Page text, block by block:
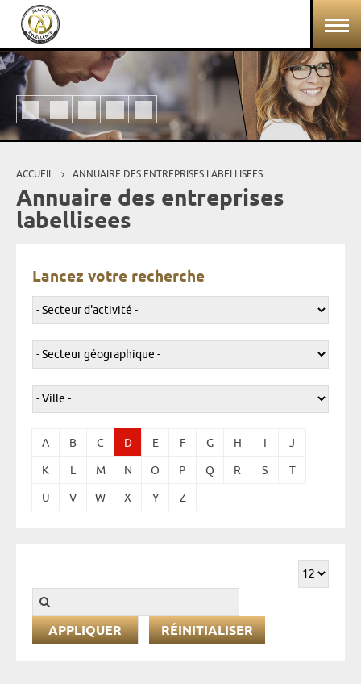
Aller au contenu principal
Vous êtes ici
ACCUEIL ANNUAIRE DES ENTREPRISES LABELLISEES
Annuaire des entreprises
labellisees
Lancez votre recherche
A B C D E F G H I J
K L M N O P Q R S T
U V W X Y Z
RÉINITIALISER
Panneau de gestion des cookies